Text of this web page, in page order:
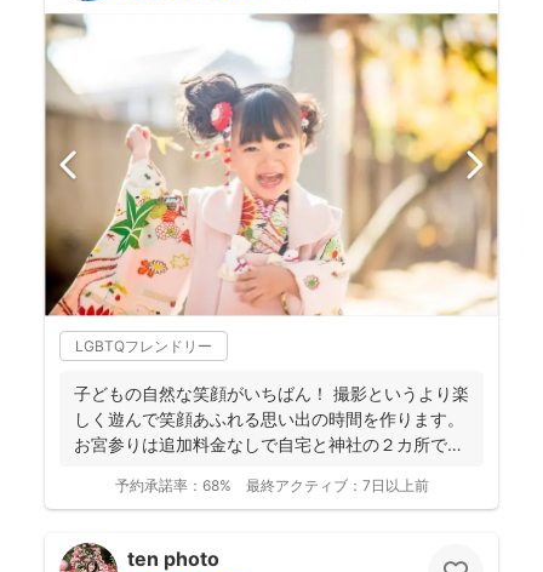
LGBTQフレンドリー
子どもの自然な笑顔がいちばん！ 撮影というより楽
しく遊んで笑顔あふれる思い出の時間を作ります。
お宮参りは追加料金なしで自宅と神社の２カ所で撮
予約承諾率： 68% 最終アクティブ： 7日以上前
ten photo